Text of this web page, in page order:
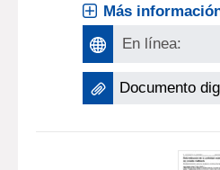
Más
En línea:
Documento